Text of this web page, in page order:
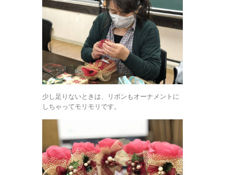
少し足りないときは、リボンもオーナメントに
しちゃってモリモリです。